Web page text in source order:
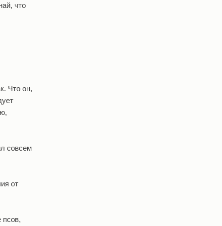
что
Что он,
совсем
от
псов,